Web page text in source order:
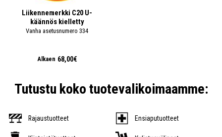
Liikennemerkki C20 U-
käännös kielletty
Vanha asetusnumero 334
Alkaen 68,00€
Tutustu koko tuotevalikoimaamme:
Rajaustuotteet Ensiaputuotteet